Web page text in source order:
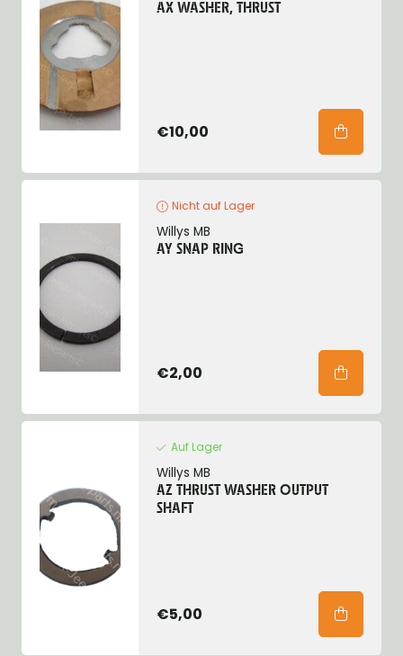
AX WASHER, THRUST
€10,00
Nicht auf Lager
Willys MB
AY SNAP RING
€2,00
Auf Lager
Willys MB
AZ THRUST WASHER OUTPUT
SHAFT
€5,00